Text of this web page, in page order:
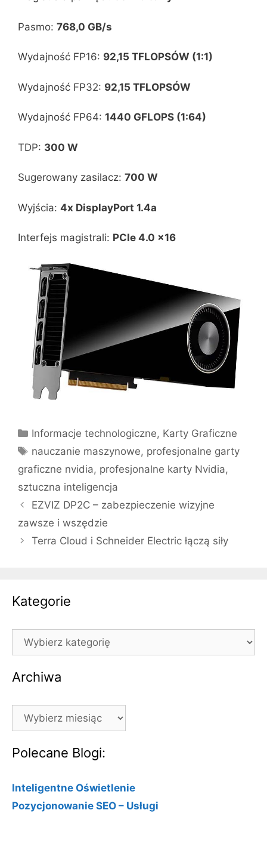
Pasmo: 768,0 GB/s
Wydajność FP16: 92,15 TFLOPSÓW (1:1)
Wydajność FP32: 92,15 TFLOPSÓW
Wydajność FP64: 1440 GFLOPS (1:64)
TDP: 300 W
Sugerowany zasilacz: 700 W
Wyjścia: 4x DisplayPort 1.4a
Interfejs magistrali: PCIe 4.0 x16
Kategorie
Informacje technologiczne, Karty Graficzne
Tagi
nauczanie maszynowe, profesjonalne garty
graficzne nvidia, profesjonalne karty Nvidia,
sztuczna inteligencja
EZVIZ DP2C – zabezpieczenie wizyjne
zawsze i wszędzie
Terra Cloud i Schneider Electric łączą siły
Kategorie
Kategorie
Archiwa
Archiwa
Polecane Blogi:
Inteligentne Oświetlenie
Pozycjonowanie SEO – Usługi